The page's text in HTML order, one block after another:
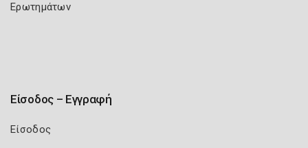
Ερωτημάτων
Είσοδος – Εγγραφή
Είσοδος